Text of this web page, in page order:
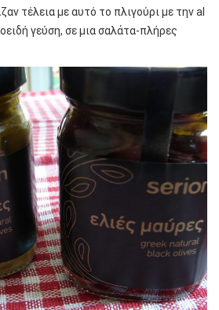
τέλεια με αυτό το πλιγούρι με την al
γεύση, σε μια σαλάτα-πλήρες